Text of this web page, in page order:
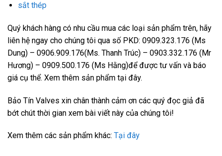
sắt thép
Quý khách hàng có nhu cầu mua các loại sản phẩm trên, hãy
liên hệ ngay cho chúng tôi qua số PKD: 0909.323.176 (Ms
Dung) – 0906.909.176(Ms. Thanh Trúc) – 0903.332.176 (Mr
Hương) – 0909.500.176 (Ms Hằng)để được tư vấn và báo
giá cụ thể. Xem thêm sản phẩm tại đây.
Bảo Tín Valves xin chân thành cảm ơn các quý đọc giả đã
bớt chút thời gian xem bài viết này của chúng tôi!
Xem thêm các sản phẩm khác: Tại đây